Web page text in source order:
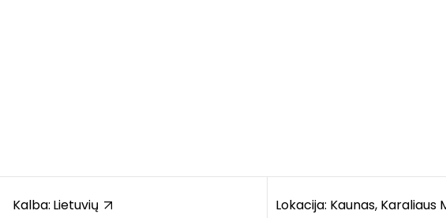
Kalba: Lietuvių Lokacija: Kaunas,